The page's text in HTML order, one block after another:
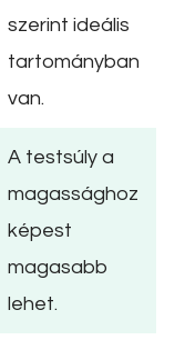
szerint ideális
tartományban
van.
A testsúly a
magassághoz
képest
magasabb
lehet.